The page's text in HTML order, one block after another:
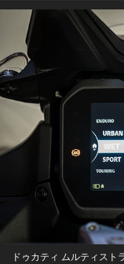
ドゥカティ ムルティスト